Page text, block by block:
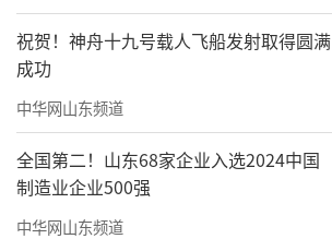
祝贺！神舟十九号载人飞船发射取得圆满
成功
中华网山东频道
全国第二！山东68家企业入选2024中国
制造业企业500强
中华网山东频道